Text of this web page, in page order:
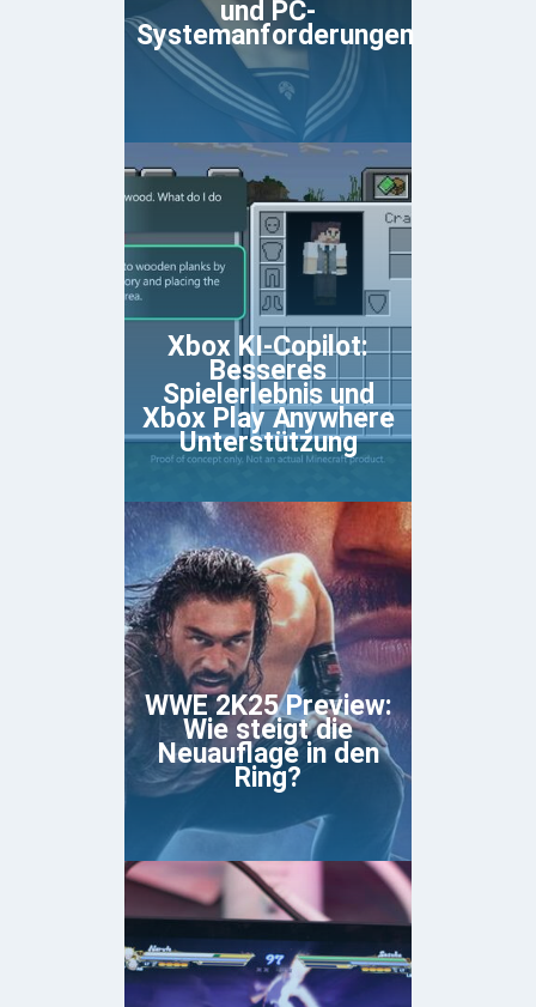
und PC-
Systemanforderungen
Xbox KI-Copilot:
Besseres
Spielerlebnis und
Xbox Play Anywhere
Unterstützung
WWE 2K25 Preview:
Wie steigt die
Neuauflage in den
Ring?